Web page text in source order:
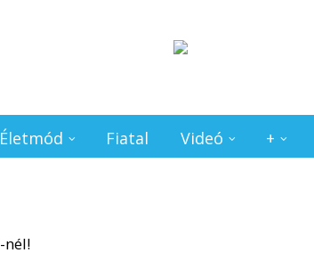
Életmód Fiatal Videó +